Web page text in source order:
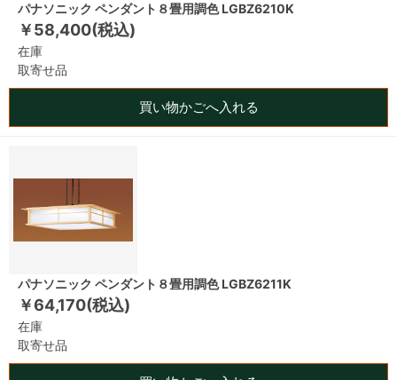
パナソニック ペンダント８畳用調色 LGBZ6210K
￥58,400(税込)
在庫
取寄せ品
買い物かごへ入れる
パナソニック ペンダント８畳用調色 LGBZ6211K
￥64,170(税込)
在庫
取寄せ品